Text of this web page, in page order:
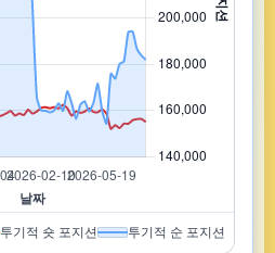
투기적 숏 포지션 투기적 순 포지션